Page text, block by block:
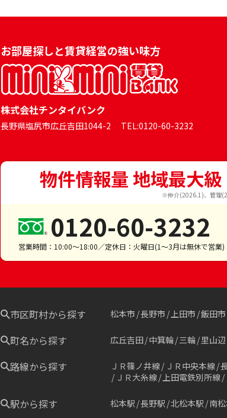
お部屋探しと賃貸経営の強い味方
株式会社チンタイバンク
長野県塩尻市広丘吉田1044-2 TEL:0120-60-3232
物件情報量 地域最大
※仲介(2026.1)、管理
0120-60-3232
営業時間：10:00～18:00／定休日：火曜日(1～3月は無休で営業)
市区町村から探す 松本市 長野市 上田市 飯田市
町名から探す 広丘吉田 中箕輪 三輪 里山辺
路線から探す ＪＲ篠ノ井線 ＪＲ中央本線
ＪＲ大糸線 上田電鉄別所線
駅から探す 松本駅 長野駅 北松本駅 南